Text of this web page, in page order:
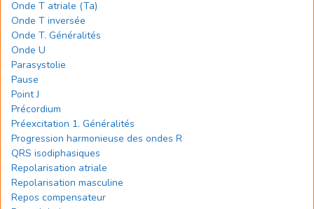
Onde T atriale (Ta)
Onde T inversée
Onde T. Généralités
Onde U
Parasystolie
Pause
Point J
Précordium
Préexcitation 1. Généralités
Progression harmonieuse des ondes R
QRS isodiphasiques
Repolarisation atriale
Repolarisation masculine
Repos compensateur